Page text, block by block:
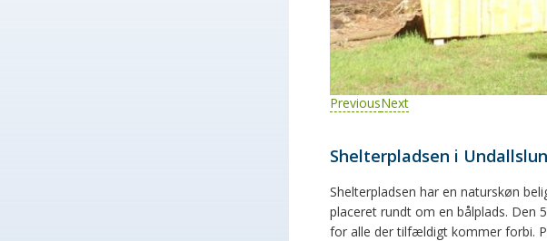
PreviousNext
Shelterpladsen i
Shelterpladsen har en naturskøn
placeret rundt om en bålplads. Den
for alle der tilfældigt kommer forbi.